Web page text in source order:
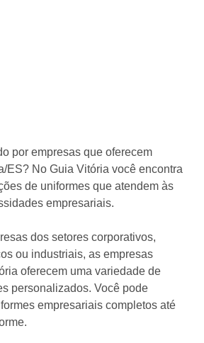
por empresas que oferecem
ES? No Guia Vitória você encontra
de uniformes que atendem às
empresariais.
dos setores corporativos,
ou industriais, as empresas
oferecem uma variedade de
personalizados. Você pode
empresariais completos até